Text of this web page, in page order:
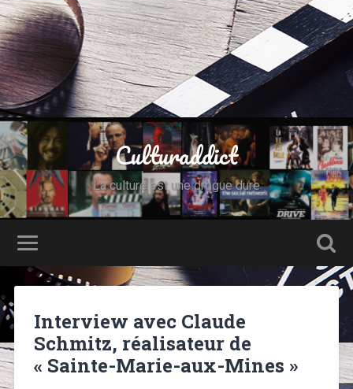
Culturaddict
La culture est une drogue dure
Interview avec Claude
Schmitz, réalisateur de
« Sainte-Marie-aux-Mines »